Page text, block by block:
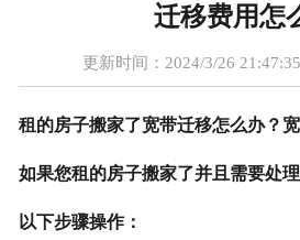
迁移费用怎
更新时间：2024/3/26
租的房子搬家了宽带迁移怎么办？
如果您租的房子搬家了并且需要处
以下步骤操作：